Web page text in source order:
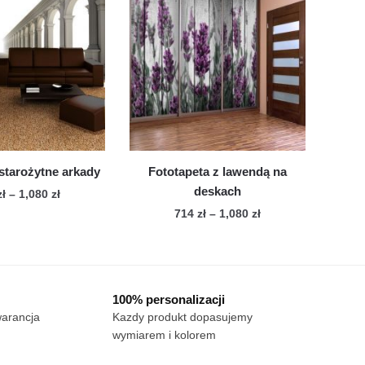
wariantów.
Opcje
można
wybrać
na
stronie
produktu
wariantów.
Opcje
można
wybrać
na
stronie
produktu
arkady
– 1,080złZakres
Opcje
Fototapeta z lawendą na
deskach
714 zł – 1,080 złZakres
wiele
wariantów.
100% personalizacji
Kazdy produkt dopasujemy
wymiarem i kolorem